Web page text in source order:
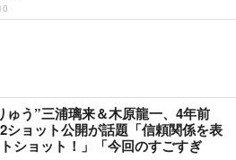
ゅう”三浦璃来＆木原龍一、4年前
ショット公開が話題「信頼関係を表
ショット！」「今回のすごすぎ